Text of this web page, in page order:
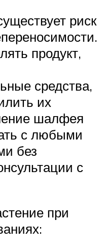
риск
продукт,
средства,
их
шалфея
с любыми
без
с
при